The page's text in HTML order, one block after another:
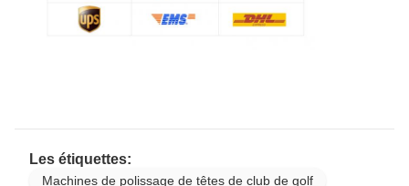
Les étiquettes:
Machines de polissage de têtes de club de golf